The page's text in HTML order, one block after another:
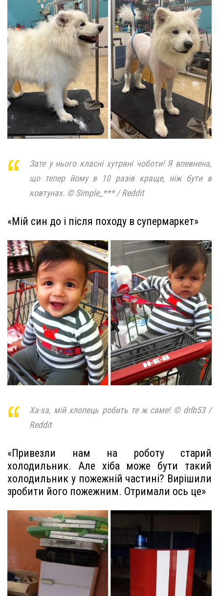
Зате у нього класні хутряні чоботи! Я впевнена,
що тепер йому в 10 разів краще, ніж бути в
ковтунах. © Simple_*** / Reddit
«Мій син до і після походу в супермаркет»
Ха-ха, мій хлопець робить те ж саме! © drlb53 /
Reddit
«Привезли нам на роботу старий
холодильник. Але хіба може бути такий
холодильник у пожежній частині? Вирішили
зробити його пожежним. Отримали ось це»